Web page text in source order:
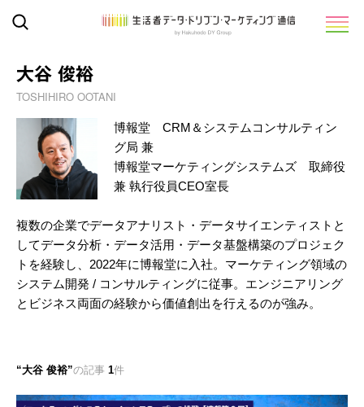
大谷 俊裕
TOSHIHIRO OOTANI
博報堂 CRM＆システムコンサルティン
グ局 兼
博報堂マーケティングシステムズ 取締役
兼 執行役員CEO室長
複数の企業でデータアナリスト・データサイエンティストと
してデータ分析・データ活用・データ基盤構築のプロジェク
トを経験し、2022年に博報堂に入社。マーケティング領域の
システム開発 / コンサルティングに従事。エンジニアリング
とビジネス両面の経験から価値創出を行えるのが強み。
大谷 俊裕 の記事 1件